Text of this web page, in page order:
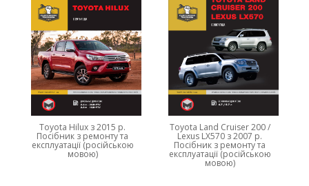
Toyota Hilux з 2015 р.
Посібник з ремонту та
експлуатації (російською
мовою)
Toyota Land Cruiser 200 /
Lexus LX570 з 2007 р.
Посібник з ремонту та
експлуатації (російською
мовою)